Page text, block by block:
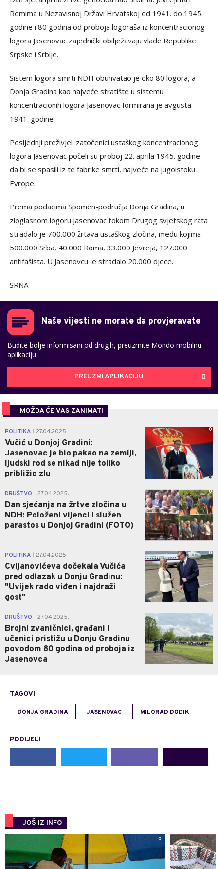
Romima u Nezavisnoj Državi Hrvatskoj od 1941. do 1945.
godine i 80 godina od proboja logoraša iz koncentracionog
logora Jasenovac zajednički obilježavaju vlade Republike
Srpske i Srbije.
Sistem logora smrti NDH obuhvatao je oko 80 logora, a
Donja Gradina kao najveće stratište u sistemu
koncentracionih logora Jasenovac formirana je avgusta
1941. godine.
Posljednji preživjeli zatočenici ustaškog koncentracionog
logora Jasenovac počeli su proboj 22. aprila 1945. godine
da bi se spasili iz te fabrike smrti, najveće na jugoistoku
Evrope.
Prema podacima Spomen-područja Donja Gradina, u
zloglasnom logoru Jasenovac tokom Drugog svjetskog rata
stradalo je 700.000 žrtava ustaškog zločina, među kojima
500.000 Srba, 40.000 Roma, 33.000 Jevreja, 127.000
antifašista. U Jasenovcu je stradalo 20.000 djece.
SRNA
Naše vijesti ne morate da provjeravate
Budite bolje informisani od drugih, preuzmite Mondo mobilnu
aplikaciju
PREUZMI APLIKACIJU
MOŽDA ĆE VAS ZANIMATI
POLITIKA 27.04.2025.
Vučić u Donjoj Gradini:
Jasenovac je bio pakao na zemlji,
ljudski rod se nikad nije toliko
približio zlu
0
DRUŠTVO 27.04.2025.
Dan sjećanja na žrtve zločina u
NDH: Položeni vijenci i služen
parastos u Donjoj Gradini (FOTO)
0
POLITIKA 27.04.2025.
Cvijanovićeva dočekala Vučića
pred odlazak u Donju Gradinu:
"Uvijek rado viđen i najdraži
gost"
0
DRUŠTVO 27.04.2025.
Brojni zvaničnici, građani i
učenici pristižu u Donju Gradinu
povodom 80 godina od proboja iz
Jasenovca
2
TAGOVI
DONJA GRADINA JASENOVAC MILORAD DODIK
PODIJELI
JOŠ IZ INFO
0